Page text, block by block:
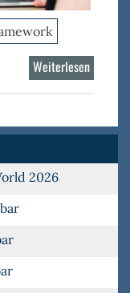
Weiterlesen
2026